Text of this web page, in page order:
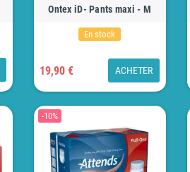
Ontex iD- Pants maxi - M
En stock
19,90 € ACHETER
-10%